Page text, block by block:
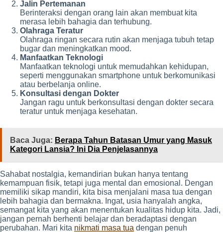
Jalin Pertemanan
Berinteraksi dengan orang lain akan membuat kita
merasa lebih bahagia dan terhubung.
Olahraga Teratur
Olahraga ringan secara rutin akan menjaga tubuh tetap
bugar dan meningkatkan mood.
Manfaatkan Teknologi
Manfaatkan teknologi untuk memudahkan kehidupan,
seperti menggunakan smartphone untuk berkomunikasi
atau berbelanja online.
Konsultasi dengan Dokter
Jangan ragu untuk berkonsultasi dengan dokter secara
teratur untuk menjaga kesehatan.
Baca Juga: Berapa Tahun Batasan Umur yang Masuk
Kategori Lansia? Ini Dia Penjelasannya
Sahabat nostalgia, kemandirian bukan hanya tentang
kemampuan fisik, tetapi juga mental dan emosional. Dengan
memiliki sikap mandiri, kita bisa menjalani masa tua dengan
lebih bahagia dan bermakna. Ingat, usia hanyalah angka,
semangat kita yang akan menentukan kualitas hidup kita. Jadi,
jangan pernah berhenti belajar dan beradaptasi dengan
perubahan. Mari kita nikmati masa tua dengan penuh